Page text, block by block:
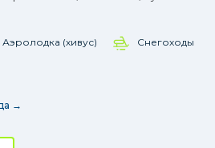
Аэролодка (хивус) Снегоходы
→